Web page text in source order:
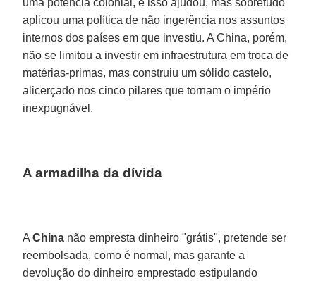
aplicou uma política de não ingerência nos assuntos
internos dos países em que investiu. A China, porém,
não se limitou a investir em infraestrutura em troca de
matérias-primas, mas construiu um sólido castelo,
alicerçado nos cinco pilares que tornam o império
inexpugnável.
A armadilha da dívida
AChina não empresta dinheiro "grátis", pretende ser
reembolsada, como é normal, mas garante a
devolução do dinheiro emprestado estipulando